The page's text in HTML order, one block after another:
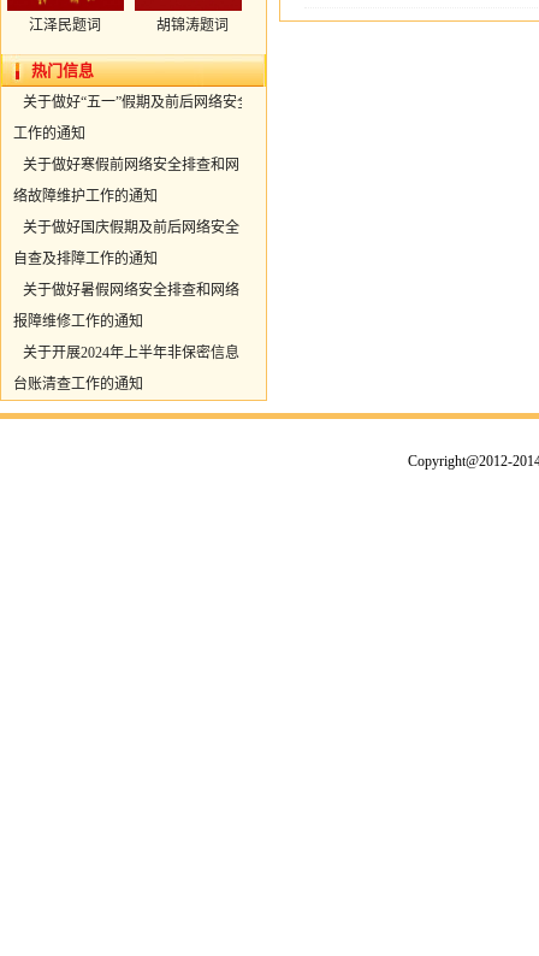
江泽民题词 胡锦涛题词
共16条1/4 上页 1 2 3 4 下页
热门信息
关于做好“五一”假期及前后网络安全
工作的通知
关于做好寒假前网络安全排查和网
络故障维护工作的通知
关于做好国庆假期及前后网络安全
自查及排障工作的通知
关于做好暑假网络安全排查和网络
报障维修工作的通知
关于开展2024年上半年非保密信息
台账清查工作的通知
Copyright@2012-